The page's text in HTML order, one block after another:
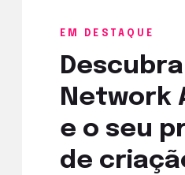
EM DESTAQUE
Network
e o seu
de